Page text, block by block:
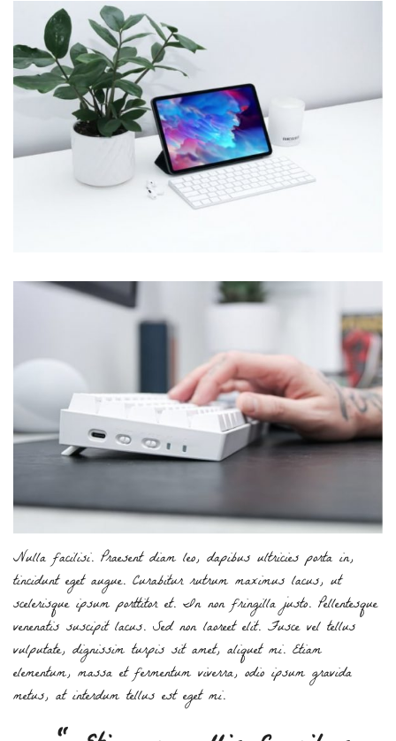
Nulla facilisi. Praesent diam leo, dapibus ultricies porta in,
tincidunt eget augue. Curabitur rutrum maximus lacus, ut
scelerisque ipsum porttitor et. In non fringilla justo. Pellentesque
venenatis suscipit lacus. Sed non laoreet elit. Fusce vel tellus
vulputate, dignissim turpis sit amet, aliquet mi. Etiam
elementum, massa et fermentum viverra, odio ipsum gravida
metus, at interdum tellus est eget mi.